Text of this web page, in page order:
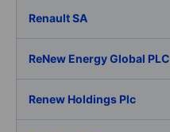
Renault SA
ReNew Energy Global PLC
Renew Holdings Plc